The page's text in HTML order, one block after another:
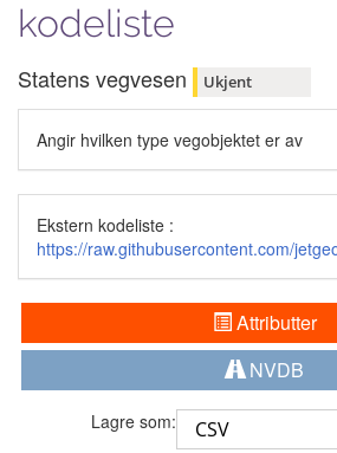
kodeliste
Statens vegvesen Ukjent
Angir hvilken type vegobjektet er av
Ekstern kodeliste :
https://raw.githubusercontent.com/
Attributter
NVDB
Lagre som: